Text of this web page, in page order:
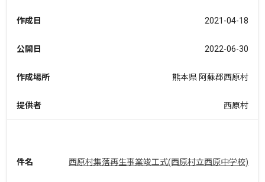
作成日 2021-04-18
公開日 2022-06-30
作成場所 熊本県 阿蘇郡西原村
提供者 西原村
件名 西原村集落再生事業竣工式(西原村立西原中学校)